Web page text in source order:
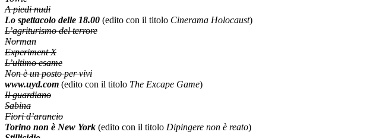
A piedi nudi
Lo spettacolo delle 18.00 (edito con il titolo Cinerama Holocaust)
L’agriturismo del terrore
Norman
Experiment X
L’ultimo esame
Non è un posto per vivi
www.uyd.com (edito con il titolo The Excape Game)
Il guardiano
Sabina
Fiori d’arancio
Torino non è New York (edito con il titolo Dipingere non è reato)